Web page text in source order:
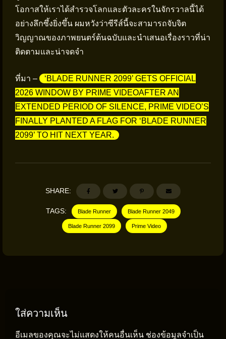
โอกาสให้เราได้สำรวจโลกและตัวละครในจักรวาลนี้ได้
อย่างลึกซึ้งยิ่งขึ้น ผมหวังว่าซีรีส์นี้จะสามารถจับจิต
วิญญาณของภาพยนตร์ต้นฉบับและนำเสนอเรื่องราวที่น่า
ติดตามและน่าจดจำ
ที่มา –
‘BLADE RUNNER 2099’ GETS OFFICIAL
2026 WINDOW BY PRIME VIDEOAFTER AN
EXTENDED PERIOD OF SILENCE, PRIME VIDEO’S
FINALLY PLANTED A FLAG FOR ‘BLADE RUNNER
2099’ TO HIT NEXT YEAR.
SHARE:
TAGS: Blade Runner Blade Runner 2049
Blade Runner 2099 Prime Video
ใส่ความเห็น
อีเมลของคุณจะไม่แสดงให้คนอื่นเห็น ช่องข้อมูลจำเป็น